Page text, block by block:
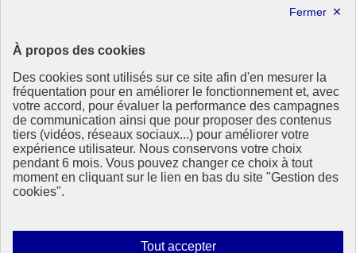
À propos des cookies
Des cookies sont utilisés sur ce site afin d'en mesurer la
fréquentation pour en améliorer le fonctionnement et, avec
votre accord, pour évaluer la performance des campagnes
de communication ainsi que pour proposer des contenus
tiers (vidéos, réseaux sociaux...) pour améliorer votre
expérience utilisateur. Nous conservons votre choix
pendant 6 mois. Vous pouvez changer ce choix à tout
moment en cliquant sur le lien en bas du site "Gestion des
cookies".
Tout accepterAutoriser
République
Française
Le portail de tous les citoyens pour s’informer sur les enjeux de